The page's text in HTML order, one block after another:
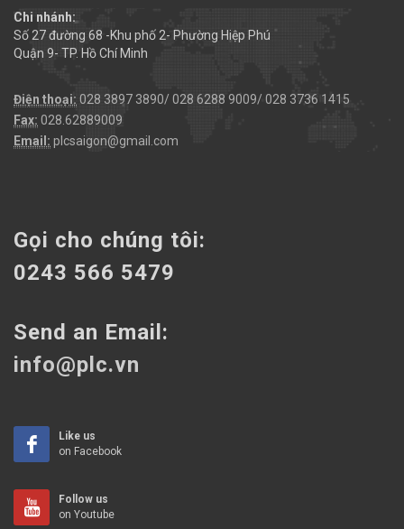
Chi nhánh:
Số 27 đường 68 -Khu phố 2- Phường Hiệp Phú
Quận 9- TP. Hồ Chí Minh
Điện thoại: 028 3897 3890/ 028 6288 9009/ 028 3736 1415
Fax: 028.62889009
Email: plcsaigon@gmail.com
Gọi cho chúng tôi:
0243 566 5479
Send an Email:
info@plc.vn
Like us
on Facebook
Follow us
on Youtube